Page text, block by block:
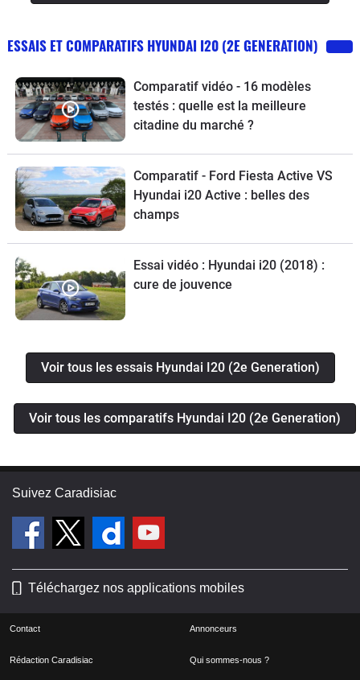
ESSAIS ET COMPARATIFS HYUNDAI I20 (2E GENERATION)
Comparatif vidéo - 16 modèles
testés : quelle est la meilleure
citadine du marché ?
Comparatif - Ford Fiesta Active VS
Hyundai i20 Active : belles des
champs
Essai vidéo : Hyundai i20 (2018) :
cure de jouvence
Voir tous les essais Hyundai I20 (2e Generation)
Voir tous les comparatifs Hyundai I20 (2e Generation)
Suivez Caradisiac
Téléchargez nos applications mobiles
Contact Annonceurs
Rédaction Caradisiac Qui sommes-nous ?